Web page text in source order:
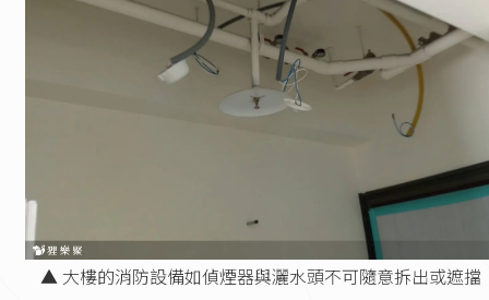
▲ 大樓的消防設備如偵煙器與灑水頭不可隨意拆出或遮擋